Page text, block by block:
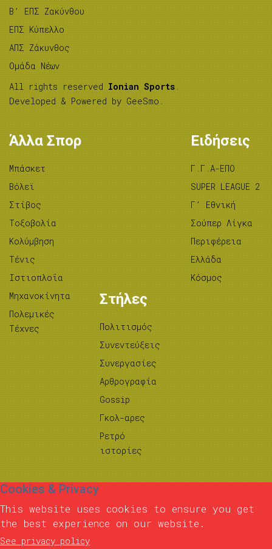
B’ ΕΠΣ Ζακύνθου
ΕΠΣ Κύπελλο
ΑΠΣ Ζάκυνθος
Ομάδα Νέων
All rights reserved Ionian Sports .
Developed & Powered by GeeSmo .
Άλλα Σπορ
Μπάσκετ
Βόλεϊ
Στίβος
Tοξοβολία
Κολύμβηση
Τένις
Ιστιοπλοΐα
Μηχανοκίνητα
Πολεμικές
Τέχνες
Ειδήσεις
Γ.Γ.Α-ΕΠΟ
SUPER LEAGUE 2
Γ’ Εθνική
Σούπερ Λίγκα
Περιφέρεια
Ελλάδα
Κόσμος
Στήλες
Πολιτισμός
Συνεντεύξεις
Συνεργασίες
Αρθρογραφία
Gossip
Γκολ-αρες
Ρετρό
ιστορίες
Cookies & Privacy
This website uses cookies to ensure you get
the best experience on our website.
See privacy policy